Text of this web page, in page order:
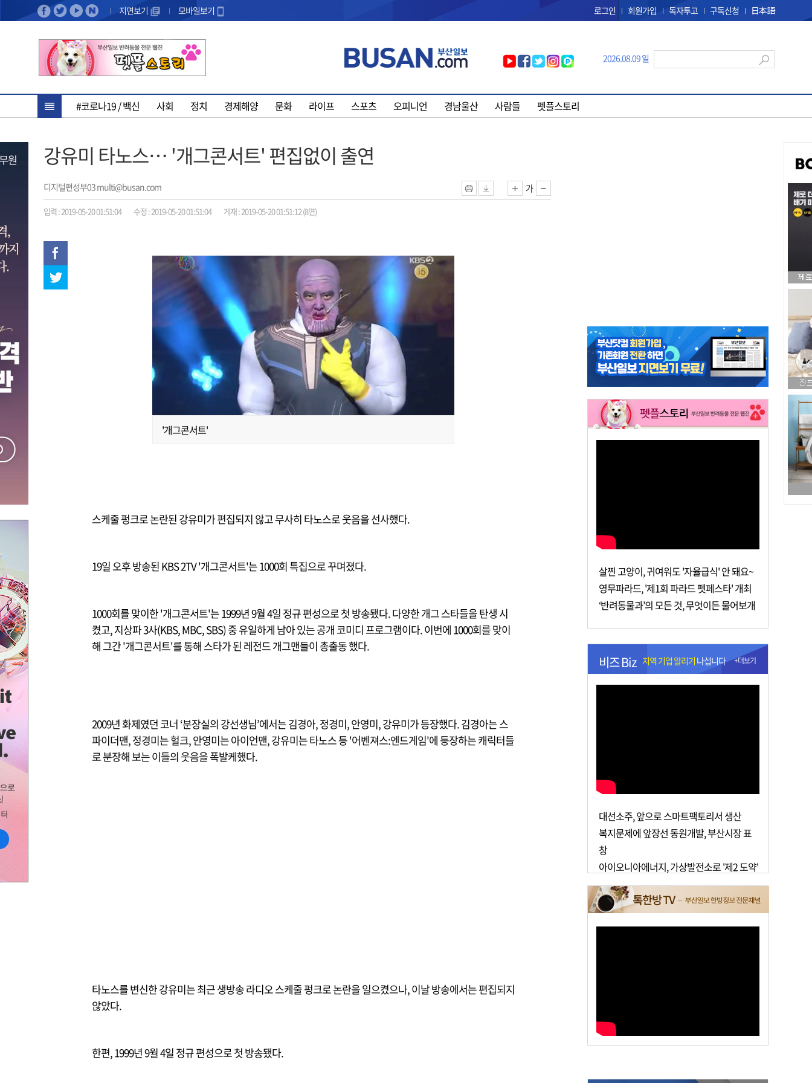
지면보기 모바일보기 로그인 회원가입 독자투고 구독신청 日本語
2026.08.09 일
#코로나19 / 백신 사회 정치 경제해양 문화 라이프 스포츠 오피니언 경남울산 사람들 펫플스토리
강유미 타노스… '개그콘서트' 편집없이 출연
디지털편성부03 multi@busan.com 가
입력 : 2019-05-20 01:51:04 수정 : 2019-05-20 01:51:04 게재 : 2019-05-20 01:51:12 (8면)
'개그콘서트'
스케줄 펑크로 논란된 강유미가 편집되지 않고 무사히 타노스로 웃음을 선사했다.
19일 오후 방송된 KBS 2TV '개그콘서트'는 1000회 특집으로 꾸며졌다.
1000회를 맞이한 '개그콘서트'는 1999년 9월 4일 정규 편성으로 첫 방송됐다. 다양한 개그 스타들을 탄생 시
켰고, 지상파 3사(KBS, MBC, SBS) 중 유일하게 남아 있는 공개 코미디 프로그램이다. 이번에 1000회를 맞이
해 그간 '개그콘서트'를 통해 스타가 된 레전드 개그맨들이 총출동 했다.
2009년 화제였던 코너 ‘분장실의 강선생님’에서는 김경아, 정경미, 안영미, 강유미가 등장했다. 김경아는 스
파이더맨, 정경미는 헐크, 안영미는 아이언맨, 강유미는 타노스 등 '어벤져스:엔드게임'에 등장하는 캐릭터들
로 분장해 보는 이들의 웃음을 폭발케했다.
타노스를 변신한 강유미는 최근 생방송 라디오 스케줄 펑크로 논란을 일으켰으나, 이날 방송에서는 편집되지
않았다.
한편, 1999년 9월 4일 정규 편성으로 첫 방송됐다.
살찐 고양이, 귀여워도 '자율급식' 안 돼요~
영무파라드, '제1회 파라드 펫페스타' 개최
‘반려동물과’의 모든 것, 무엇이든 물어보개
비즈 Biz 지역 기업 알리기 나섭니다 +더보기
대선소주, 앞으로 스마트팩토리서 생산
복지문제에 앞장선 동원개발, 부산시장 표
창
아이오니아에너지, 가상발전소로 '제2 도약'